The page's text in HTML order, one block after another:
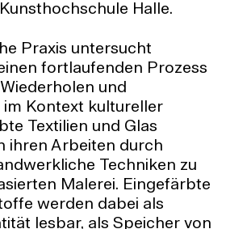
Halle.
Praxis untersucht
fortlaufenden Prozess
und
Kontext kultureller
Textilien und Glas
ihren Arbeiten durch
Techniken zu
Malerei. Eingefärbte
werden dabei als
lesbar, als Speicher von